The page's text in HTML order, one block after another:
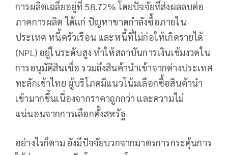
การผลิตเฉลี่ยอยู่ที่ 58.72% โดยปัจจัยที่ส่งผลลบต่อ
ภาคการผลิต ได้แก่ ปัญหาขาดกำลังซื้อภายใน
ประเทศ หนี้ครัวเรือน และหนี้ที่ไม่ก่อให้เกิดรายได้
(NPL) อยู่ในระดับสูง ทำให้สถาบันการเงินเข้มงวดใน
การอนุมัติสินเชื่อ รวมถึงสินค้านำเข้าจากต่างประเทศ
ทะลักเข้าไทย ผู้บริโภคมีแนวโน้มเลือกซื้อสินค้านำ
เข้ามากขึ้นเนื่องจากราคาถูกกว่า และความไม่
แน่นอนจากการเลือกตั้งสหรัฐ
อย่างไรก็ตาม ยังมีปัจจัยบวกจากมาตรการกระตุ้นการ